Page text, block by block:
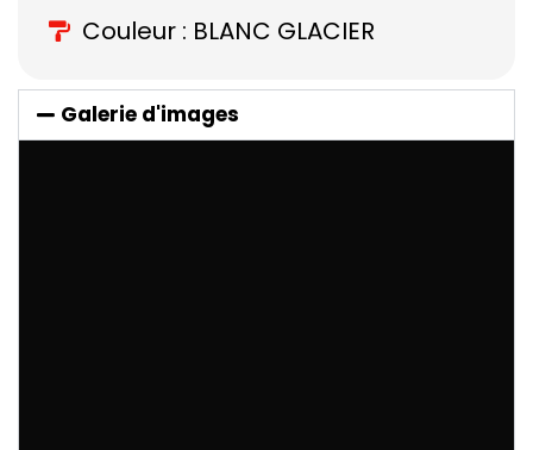
Couleur : BLANC GLACIER
Galerie d'images